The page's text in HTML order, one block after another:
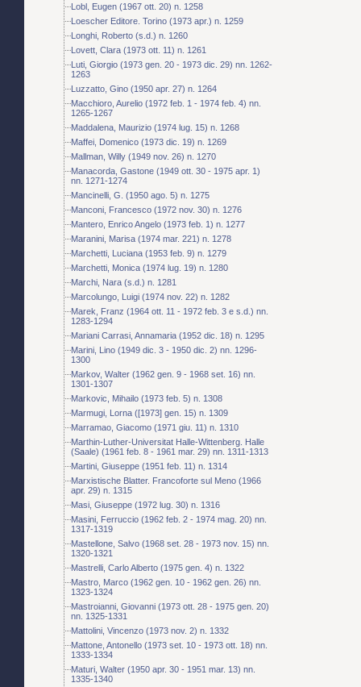
Lobl, Eugen (1967 ott. 20) n. 1258
Loescher Editore. Torino (1973 apr.) n. 1259
Longhi, Roberto (s.d.) n. 1260
Lovett, Clara (1973 ott. 11) n. 1261
Luti, Giorgio (1973 gen. 20 - 1973 dic. 29) nn. 1262-
1263
Luzzatto, Gino (1950 apr. 27) n. 1264
Macchioro, Aurelio (1972 feb. 1 - 1974 feb. 4) nn.
1265-1267
Maddalena, Maurizio (1974 lug. 15) n. 1268
Maffei, Domenico (1973 dic. 19) n. 1269
Mallman, Willy (1949 nov. 26) n. 1270
Manacorda, Gastone (1949 ott. 30 - 1975 apr. 1)
nn. 1271-1274
Mancinelli, G. (1950 ago. 5) n. 1275
Manconi, Francesco (1972 nov. 30) n. 1276
Mantero, Enrico Angelo (1973 feb. 1) n. 1277
Maranini, Marisa (1974 mar. 221) n. 1278
Marchetti, Luciana (1953 feb. 9) n. 1279
Marchetti, Monica (1974 lug. 19) n. 1280
Marchi, Nara (s.d.) n. 1281
Marcolungo, Luigi (1974 nov. 22) n. 1282
Marek, Franz (1964 ott. 11 - 1972 feb. 3 e s.d.) nn.
1283-1294
Mariani Carrasi, Annamaria (1952 dic. 18) n. 1295
Marini, Lino (1949 dic. 3 - 1950 dic. 2) nn. 1296-
1300
Markov, Walter (1962 gen. 9 - 1968 set. 16) nn.
1301-1307
Markovic, Mihailo (1973 feb. 5) n. 1308
Marmugi, Lorna ([1973] gen. 15) n. 1309
Marramao, Giacomo (1971 giu. 11) n. 1310
Marthin-Luther-Universitat Halle-Wittenberg. Halle
(Saale) (1961 feb. 8 - 1961 mar. 29) nn. 1311-1313
Martini, Giuseppe (1951 feb. 11) n. 1314
Marxistische Blatter. Francoforte sul Meno (1966
apr. 29) n. 1315
Masi, Giuseppe (1972 lug. 30) n. 1316
Masini, Ferruccio (1962 feb. 2 - 1974 mag. 20) nn.
1317-1319
Mastellone, Salvo (1968 set. 28 - 1973 nov. 15) nn.
1320-1321
Mastrelli, Carlo Alberto (1975 gen. 4) n. 1322
Mastro, Marco (1962 gen. 10 - 1962 gen. 26) nn.
1323-1324
Mastroianni, Giovanni (1973 ott. 28 - 1975 gen. 20)
nn. 1325-1331
Mattolini, Vincenzo (1973 nov. 2) n. 1332
Mattone, Antonello (1973 set. 10 - 1973 ott. 18) nn.
1333-1334
Maturi, Walter (1950 apr. 30 - 1951 mar. 13) nn.
1335-1340